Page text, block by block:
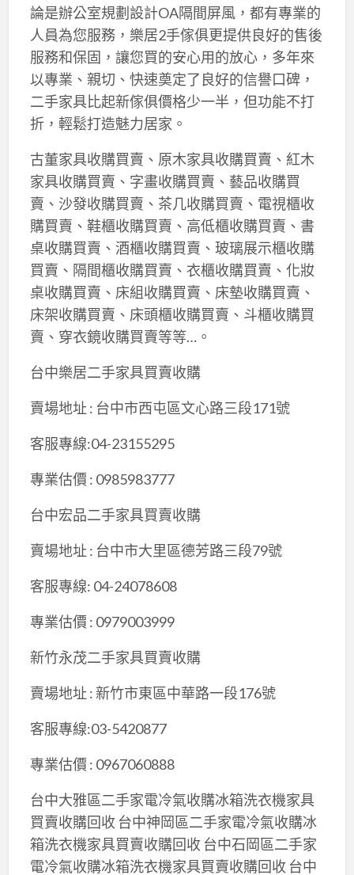
論是辦公室規劃設計OA隔間屏風，都有專業的
人員為您服務，樂居2手傢俱更提供良好的售後
服務和保固，讓您買的安心用的放心，多年來
以專業、親切、快速奠定了良好的信譽口碑，
二手家具比起新傢俱價格少一半，但功能不打
折，輕鬆打造魅力居家。
古董家具收購買賣、原木家具收購買賣、紅木
家具收購買賣、字畫收購買賣、藝品收購買
賣、沙發收購買賣、茶几收購買賣、電視櫃收
購買賣、鞋櫃收購買賣、高低櫃收購買賣、書
桌收購買賣、酒櫃收購買賣、玻璃展示櫃收購
買賣、隔間櫃收購買賣、衣櫃收購買賣、化妝
桌收購買賣、床組收購買賣、床墊收購買賣、
床架收購買賣、床頭櫃收購買賣、斗櫃收購買
賣、穿衣鏡收購買賣等等…。
台中樂居二手家具買賣收購
賣場地址 : 台中市西屯區文心路三段171號
客服專線:04-23155295
專業估價 : 0985983777
台中宏品二手家具買賣收購
賣場地址 : 台中市大里區德芳路三段79號
客服專線: 04-24078608
專業估價 : 0979003999
新竹永茂二手家具買賣收購
賣場地址 : 新竹市東區中華路一段176號
客服專線:03-5420877
專業估價 : 0967060888
台中大雅區二手家電冷氣收購冰箱洗衣機家具
買賣收購回收 台中神岡區二手家電冷氣收購冰
箱洗衣機家具買賣收購回收 台中石岡區二手家
電冷氣收購冰箱洗衣機家具買賣收購回收 台中